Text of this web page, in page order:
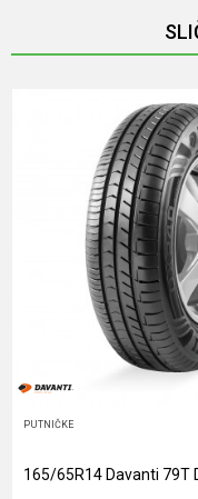
Anti-spam zaštita -
PUTNIČKE
165/65R14 Davanti 79T